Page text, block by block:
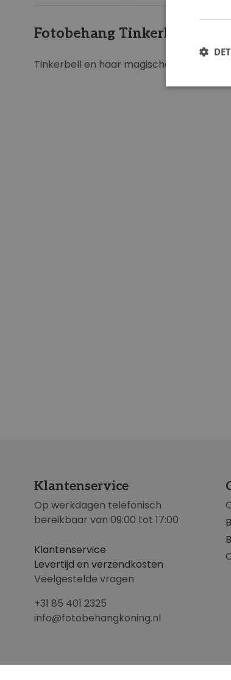
Fotobehang TinkerBell
Tinkerbell en haar magische elfenstof
Klantenservice
Op werkdagen telefonisch
bereikbaar van 09:00 tot 17:00
Klantenservice
Levertijd en verzendkosten
Veelgestelde vragen
+31 85 401 2325
info@fotobehangkoning.nl